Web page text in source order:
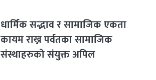
धार्मिक सद्भाव र सामाजिक एकता
कायम राख्न पर्वतका सामाजिक
संस्थाहरुको संयुक्त अपिल